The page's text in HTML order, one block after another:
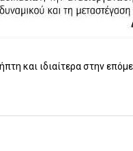
και ιδιαίτερα στην